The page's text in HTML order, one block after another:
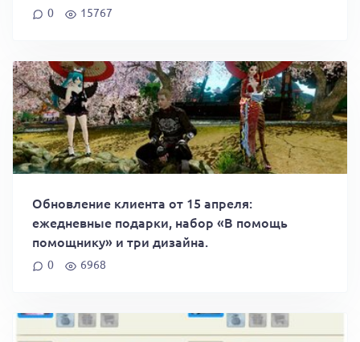
0 15767
Обновление клиента от 15 апреля:
ежедневные подарки, набор «В помощь
помощнику» и три дизайна.
0 6968